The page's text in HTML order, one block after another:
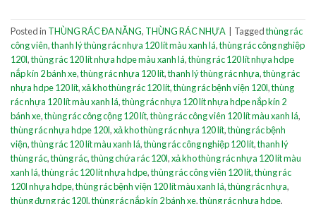
Posted in THÙNG RÁC ĐA NĂNG, THÙNG RÁC NHỰA Taggedthùng rác
công viên,thanh lý thùng rác nhựa 120 lít màu xanh lá,thùng rác công nghiệp
120l,thùng rác 120 lít nhựa hdpe màu xanh lá,thùng rác 120 lít nhựa hdpe
nắp kín 2 bánh xe,thùng rác nhựa 120 lít,thanh lý thùng rác nhựa,thùng rác
nhựa hdpe 120 lít,xả kho thùng rác 120 lít,thùng rác bệnh viện 120l,thùng
rác nhựa 120 lít màu xanh lá,thùng rác nhựa 120 lít nhựa hdpe nắp kín 2
bánh xe,thùng rác công cộng 120 lít,thùng rác công viên 120 lít màu xanh lá,
thùng rác nhựa hdpe 120l,xả kho thùng rác nhựa 120 lít,thùng rác bệnh
viện,thùng rác 120 lít màu xanh lá,thùng rác công nghiệp 120 lít,thanh lý
thùng rác,thùng rác,thùng chứa rác 120l,xả kho thùng rác nhựa 120 lít màu
xanh lá,thùng rác 120 lít nhựa hdpe,thùng rác công viên 120 lít,thùng rác
120l nhựa hdpe,thùng rác bệnh viện 120 lít màu xanh lá,thùng rác nhựa,
thùng đựng rác 120l,thùng rác nắp kín 2 bánh xe,thùng rác nhựa hdpe,